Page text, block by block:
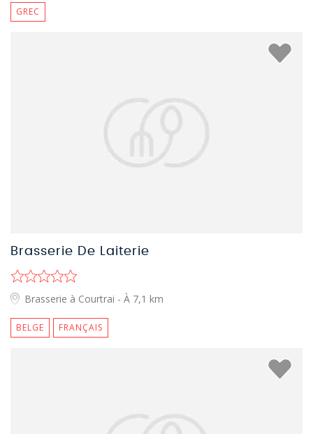
GREC
Brasserie De Laiterie
Brasserie à Courtrai - À 7,1 km
BELGE FRANÇAIS